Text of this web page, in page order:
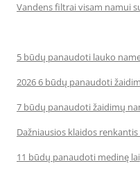
Vandens filtrai visam namui
5 būdų panaudoti lauko
2026 6 būdų panaudoti
7 būdų panaudoti žaidimų
Dažniausios klaidos
11 būdų panaudoti medinę